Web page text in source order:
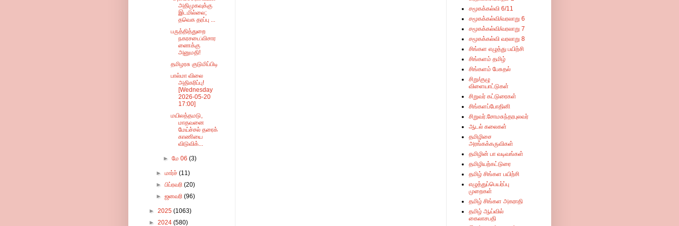
அதிமுகவுக்கு
இடமில்லை;
தவெக தரப்பு ...
பருத்தித்துறை
நகரசபை:விசார
ணைக்கு
அனுமதி!
தமிழரசு குடுமிப்பிடி
பால்மா விலை
அதிகரிப்பு!
[Wednesday
2026-05-20
17:00]
மயிலத்தமடு,
மாதவனை
மேய்ச்சல் தரைக்
காணியை
விடுவிக்...
►மே 06(3)
► மார்ச் (11)
► பிப்ரவரி (20)
► ஜனவரி (96)
► 2025 (1063)
► 2024 (580)
சமூகக்கல்வி 6/11
சமூகக்கல்வி/வரலாறு 6
சமூகக்கல்வி/வரலாறு 7
சமூகக்கல்வி வரலாறு 8
சிங்கள எழுத்து பயிற்சி
சிங்களம் தமிழ்
சிங்களம் பேசுதல்
சிறு/குழு
விளையாட்டுகள்
சிறுவர் கட்டுரைகள்
சிங்களப்போதினி
சிறுவர்.சோமசுந்தரபுலவர்
ஆடல் கலைகள்
தமிழிசை
அரங்கக்கருவிகள்
தமிழின் பா வடிவங்கள்
தமிழியற்கட்டுரை
தமிழ் சிங்கள பயிற்சி
எழுத்துப்பெயர்ப்பு
முறைகள்
தமிழ் சிங்கள அகராதி
தமிழ் ஆய்வில்
கைலாசபதி